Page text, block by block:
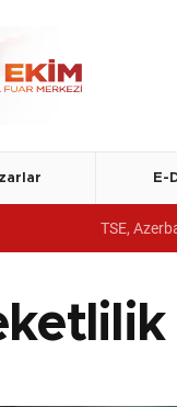
E-
TSE, Azerbaycan